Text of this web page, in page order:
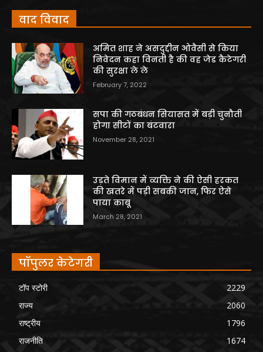
वाद विवाद
अमित शाह ने असदुद्दीन ओवैसी से किया
निवेदन कहा विनती है की वह जेड कैटेगरी
की सुरक्षा ले ले
February 7, 2022
सपा की गठबंधन सियासत में बड़ी चुनौती
होगा सीटों का बंटवारा
November 28, 2021
उड़ते विमान में व्यक्ति ने की ऐसी हरकत
की खतरे में पड़ी सबकी जान, फिर ऐसे
पाया काबू
March 28, 2021
पॉपुलर केटेगरी
टॉप स्टोरी
2229
राज्य
2060
राष्ट्रीय
1796
राजनीति
1674